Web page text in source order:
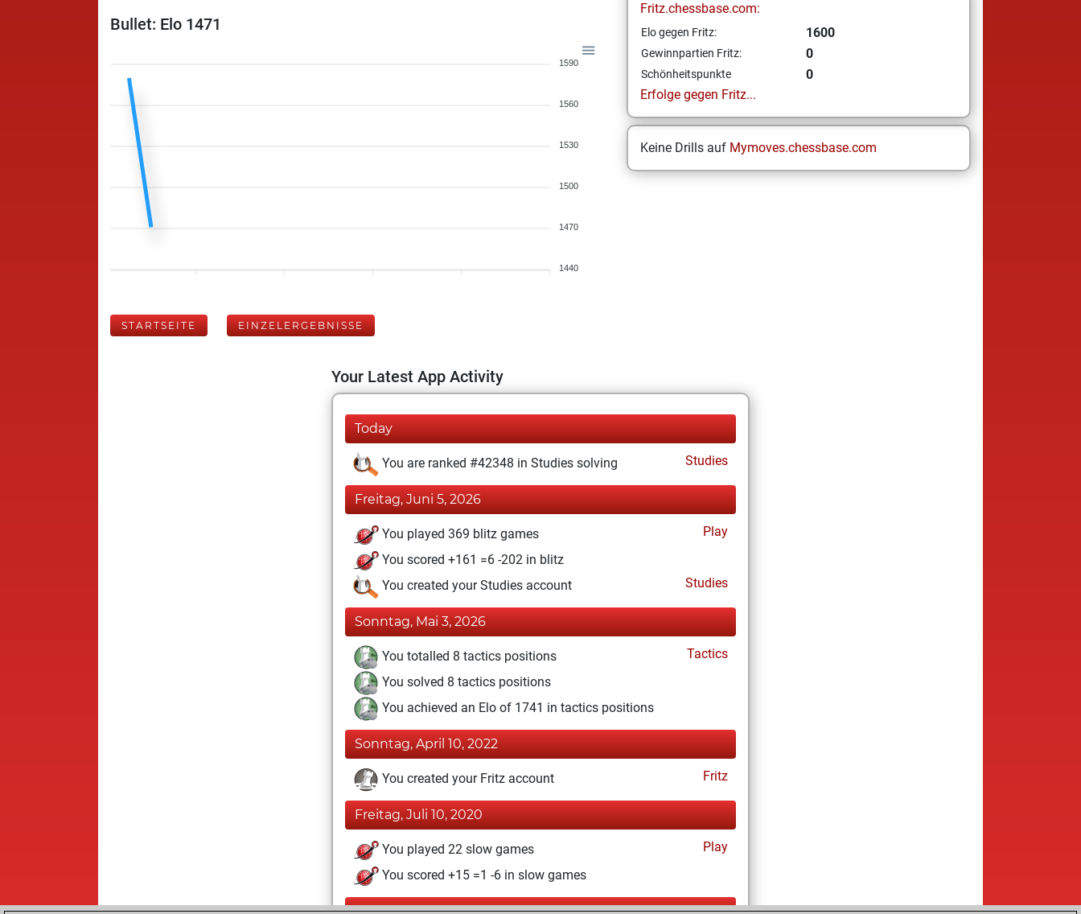
Bullet: Elo 1471
1590
1560
1530
1500
1470
1440
Fritz.chessbase.com:
Elo gegen Fritz: 1600
Gewinnpartien Fritz: 0
Schönheitspunkte
0
Erfolge gegen Fritz...
Keine Drills auf Mymoves.chessbase.com
STARTSEITE EINZELERGEBNISSE
Your Latest App Activity
Today
You are ranked #42348 in Studies solving Studies
Freitag, Juni 5, 2026
You played 369 blitz games
Play
You scored +161 =6 -202 in blitz
You created your Studies account
Studies
Sonntag, Mai 3, 2026
You totalled 8 tactics positions
Tactics
You solved 8 tactics positions
You achieved an Elo of 1741 in tactics positions
Sonntag, April 10, 2022
You created your Fritz account Fritz
Freitag, Juli 10, 2020
You played 22 slow games
Play
You scored +15 =1 -6 in slow games